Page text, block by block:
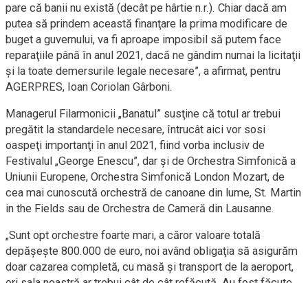
pare că banii nu există (decât pe hârtie n.r.). Chiar dacă am
putea să prindem această finanţare la prima modificare de
buget a guvernului, va fi aproape imposibil să putem face
reparaţiile până în anul 2021, dacă ne gândim numai la licitaţii
şi la toate demersurile legale necesare”, a afirmat, pentru
AGERPRES, Ioan Coriolan Gârboni.
Managerul Filarmonicii „Banatul” susţine că totul ar trebui
pregătit la standardele necesare, întrucât aici vor sosi
oaspeţi importanţi în anul 2021, fiind vorba inclusiv de
Festivalul „George Enescu”, dar şi de Orchestra Simfonică a
Uniunii Europene, Orchestra Simfonică London Mozart, de
cea mai cunoscută orchestră de canoane din lume, St. Martin
in the Fields sau de Orchestra de Cameră din Lausanne.
„Sunt opt orchestre foarte mari, a căror valoare totală
depăşeşte 800.000 de euro, noi având obligaţia să asigurăm
doar cazarea completă, cu masă şi transport de la aeroport,